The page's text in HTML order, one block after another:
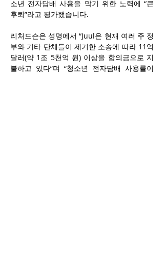
소년 전자담배 사용을 막기 위한 노력에 “큰
후퇴”라고 평가했습니다.
리처드슨은 성명에서 “Juul은 현재 여러 주 정
부와 기타 단체들이 제기한 소송에 따라 11억
달러(약 1조 5천억 원) 이상을 합의금으로 지
불하고 있다”며 “청소년 전자담배 사용률이